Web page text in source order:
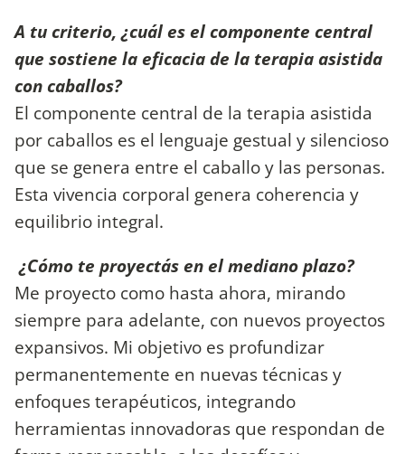
A tu criterio, ¿cuál es el componente central
que sostiene la eficacia de la terapia asistida
con caballos?
El componente central de la terapia asistida
por caballos es el lenguaje gestual y silencioso
que se genera entre el caballo y las personas.
Esta vivencia corporal genera coherencia y
equilibrio integral.
¿Cómo te proyectás en el mediano plazo?
Me proyecto como hasta ahora, mirando
siempre para adelante, con nuevos proyectos
expansivos. Mi objetivo es profundizar
permanentemente en nuevas técnicas y
enfoques terapéuticos, integrando
herramientas innovadoras que respondan de